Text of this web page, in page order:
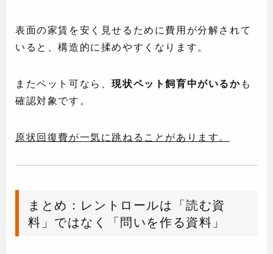
表面の家賃を安く見せるために費用が分解されて
いると、構造的に揉めやすくなります。
またペット可なら、現状ペット飼育中がいるかも
確認対象です。
原状回復費が一気に跳ねることがあります。
まとめ：レントロールは「読む資
料」ではなく「問いを作る資料」